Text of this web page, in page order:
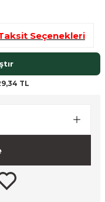
Seçenekleri
TL